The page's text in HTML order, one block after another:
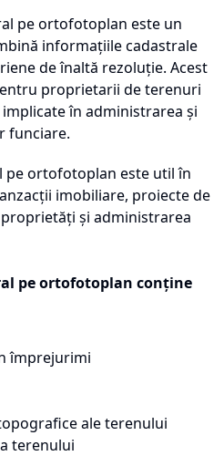
pe ortofotoplan este un
informațiile cadastrale
de înaltă rezoluție. Acest
proprietarii de terenuri
în administrarea și
funciare.
pe ortofotoplan este util în
imobiliare, proiecte de
și administrarea
pe ortofotoplan conține
împrejurimi
ale terenului
terenului